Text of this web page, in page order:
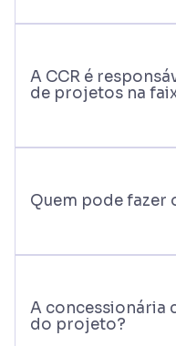
A CCR é
de projetos na
Quem pode fazer
A concessionária
do projeto?